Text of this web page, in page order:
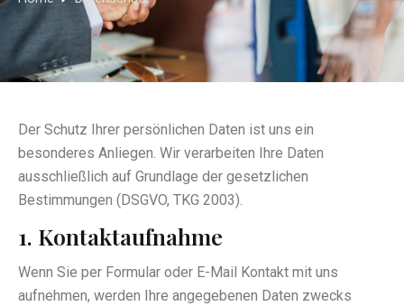
Der Schutz Ihrer persönlichen Daten ist uns ein
besonderes Anliegen. Wir verarbeiten Ihre Daten
ausschließlich auf Grundlage der gesetzlichen
Bestimmungen (DSGVO, TKG 2003).
1. Kontaktaufnahme
Wenn Sie per Formular oder E-Mail Kontakt mit uns
aufnehmen, werden Ihre angegebenen Daten zwecks